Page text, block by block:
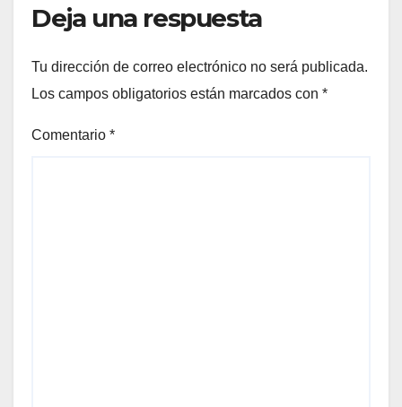
Deja una respuesta
Tu dirección de correo electrónico no será publicada.
Los campos obligatorios están marcados con *
Comentario *